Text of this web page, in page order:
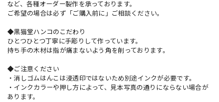
など、各種オーダー製作を承っております。
ご希望の場合は必ず「ご購入前に」ご相談ください。
◆黒猫堂ハンコのこだわり
ひとつひとつ丁寧に手彫りして作っています。
持ち手の木材は指が痛まないよう角を削っております。
◆ご注意ください
・消しゴムはんこは浸透印ではないため別途インクが必要です。
・インクカラーや押し方によって、見本写真の通りにならない場合が
あります。